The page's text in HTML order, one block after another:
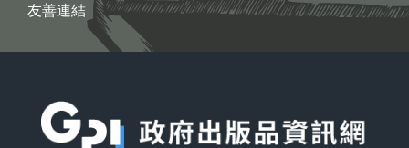
友善連結